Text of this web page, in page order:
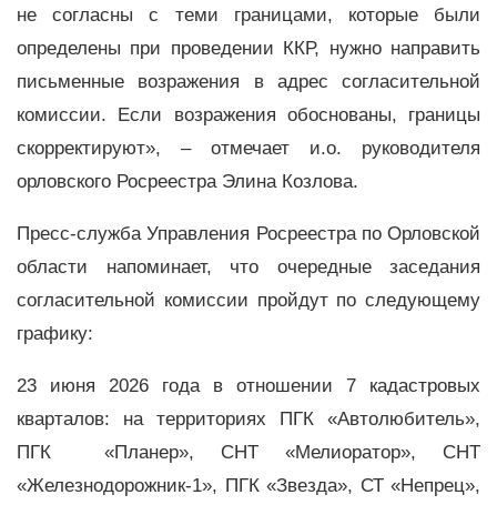
не согласны с теми границами, которые были
определены при проведении ККР, нужно направить
письменные возражения в адрес согласительной
комиссии. Если возражения обоснованы, границы
скорректируют», – отмечает и.о. руководителя
орловского Росреестра Элина Козлова.
Пресс-служба Управления Росреестра по Орловской
области напоминает, что очередные заседания
согласительной комиссии пройдут по следующему
графику:
23 июня 2026 года в отношении 7 кадастровых
кварталов: на территориях ПГК «Автолюбитель»,
ПГК «Планер», СНТ «Мелиоратор», СНТ
«Железнодорожник-1», ПГК «Звезда», СТ «Непрец»,